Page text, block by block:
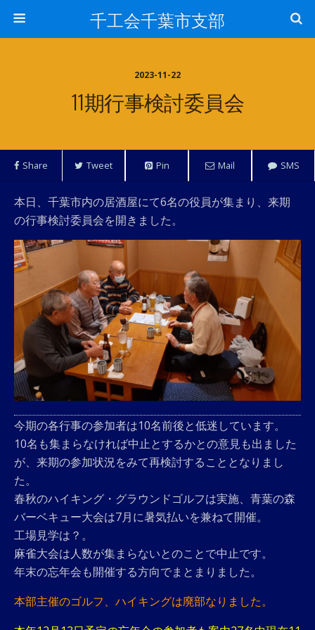
千工会千葉市支部
2023-11-22
11期行事検討委員会
Share Tweet Pin Mail SMS
本日、千葉市内の居酒屋にて6名の役員が集まり、来期
の行事検討委員会を開きました。
今期の各行事の参加者は10名前後と低迷しています。
10名も集まらなければ中止とするかとの意見も出ました
が、来期の参加状況をみて再検討することとなりまし
た。
春秋のハイキング・グラウンドゴルフは実施、青葉の森
バーベキュー大会は7月に暑気払いを兼ねて開催。
工場見学は？。
麻雀大会は人数が集まらないとのことで中止です。
年末の忘年会も開催する方向でまとまりました。
本部主催のゴルフ、ハイキングは廃部なりました。